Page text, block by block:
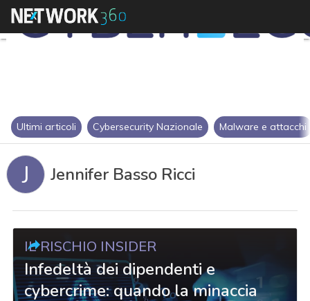
Ultimi articoli Cybersecurity Nazionale Malware e attacchi
J Jennifer Basso Ricci
IL RISCHIO INSIDER
Infedeltà dei dipendenti e
cybercrime: quando la minaccia